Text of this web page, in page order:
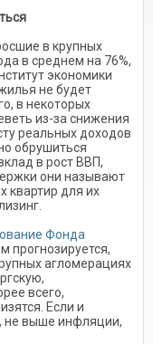
в крупных
в среднем на 76%,
экономики
не будет
в некоторых
из-за снижения
реальных доходов
обрушиться
в рост ВВП,
они называют
квартир для их
Фонда
прогнозируется,
агломерациях
всего,
Если и
не выше инфляции,